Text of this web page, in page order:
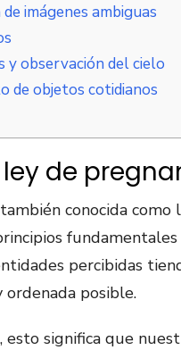
imágenes ambiguas
observación del cielo
de objetos cotidianos
de
conocida
percibidas
posible.
esto significa que